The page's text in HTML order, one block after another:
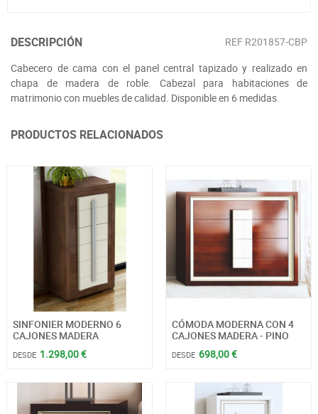
DESCRIPCIÓN REF R201857-CBP
Cabecero de cama con el panel central tapizado y realizado en
chapa de madera de roble. Cabezal para habitaciones de
matrimonio con muebles de calidad. Disponible en 6 medidas.
PRODUCTOS RELACIONADOS
SINFONIER MODERNO 6
CAJONES MADERA
DESDE 1.298,00 €
CÓMODA MODERNA CON 4
CAJONES MADERA - PINO
DESDE 698,00 €